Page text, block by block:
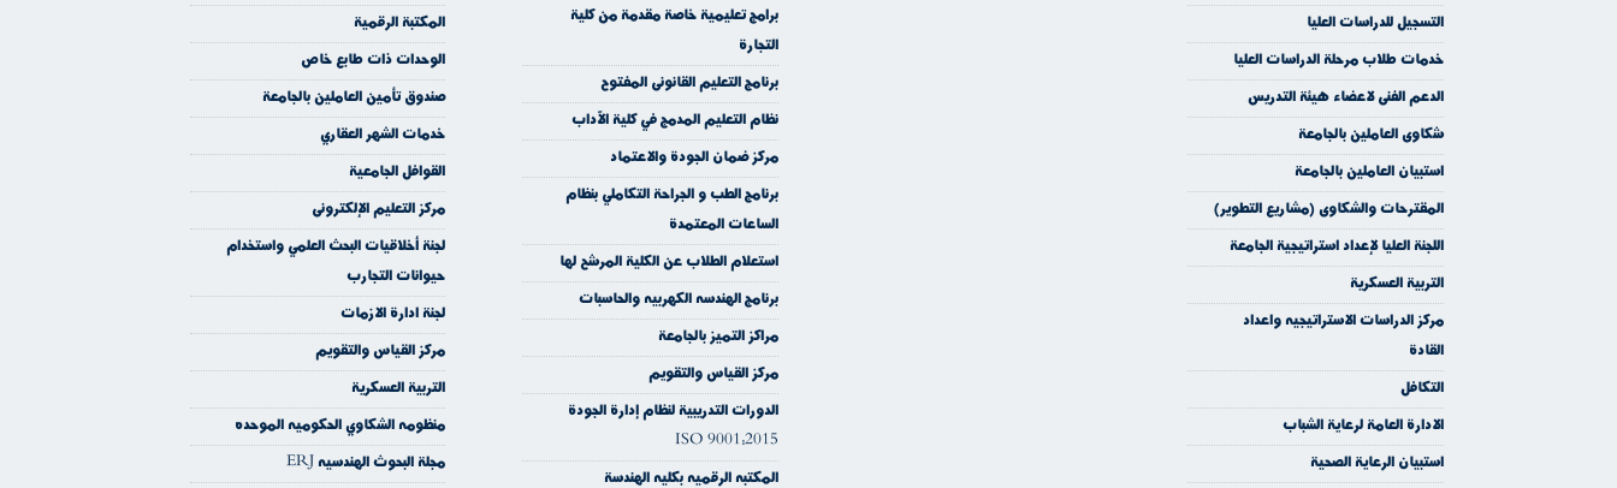
التسجيل للدراسات العليا
خدمات طلاب مرحلة الدراسات العليا
الدعم الفنى لاعضاء هيئة التدريس
شكاوى العاملين بالجامعة
استبيان العاملين بالجامعة
المقترحات والشكاوى (مشاريع التطوير)
اللجنة العليا لإعداد استراتيجية الجامعة
التربية العسكرية
مركز الدراسات الاستراتيجيه واعداد
القادة
التكافل
الادارة العامة لرعاية الشباب
استبيان الرعاية الصحية
برامج تعليمية خاصة مقدمة من كلية
التجارة
برنامج التعليم القانونى المفتوح
نظام التعليم المدمج في كلية الآداب
مركز ضمان الجودة والاعتماد
برنامج الطب و الجراحة التكاملي بنظام
الساعات المعتمدة
استعلام الطلاب عن الكلية المرشح لها
برنامج الهندسه الكهربيه والحاسبات
مراكز التميز بالجامعة
مركز القياس والتقويم
الدورات التدريبية لنظام إدارة الجودة
ISO 9001:2015
المكتبه الرقميه بكليه الهندسة
المكتبة الرقمية
الوحدات ذات طابع خاص
صندوق تأمين العاملين بالجامعة
خدمات الشهر العقاري
القوافل الجامعية
مركز التعليم الإلكترونى
لجنة أخلاقيات البحث العلمي واستخدام
حيوانات التجارب
لجنة ادارة الازمات
مركز القياس والتقويم
التربية العسكرية
منظومه الشكاوي الحكوميه الموحده
مجلة البحوث الهندسيه ERJ